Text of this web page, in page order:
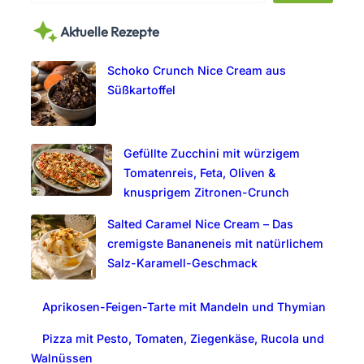
r
h
Aktuelle Rezepte
Schoko Crunch Nice Cream aus
Süßkartoffel
Gefüllte Zucchini mit würzigem
Tomatenreis, Feta, Oliven &
knusprigem Zitronen-Crunch
Salted Caramel Nice Cream – Das
cremigste Bananeneis mit natürlichem
Salz-Karamell-Geschmack
Aprikosen-Feigen-Tarte mit Mandeln und Thymian
Pizza mit Pesto, Tomaten, Ziegenkäse, Rucola und
Walnüssen